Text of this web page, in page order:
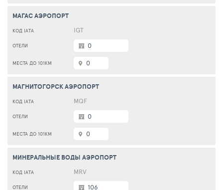
МАГАС АЭРОПОРТ
IGT
0
0
МАГНИТОГОРСК АЭРОПОРТ
MQF
0
0
МИНЕРАЛЬНЫЕ ВОДЫ АЭРОПОРТ
MRV
106